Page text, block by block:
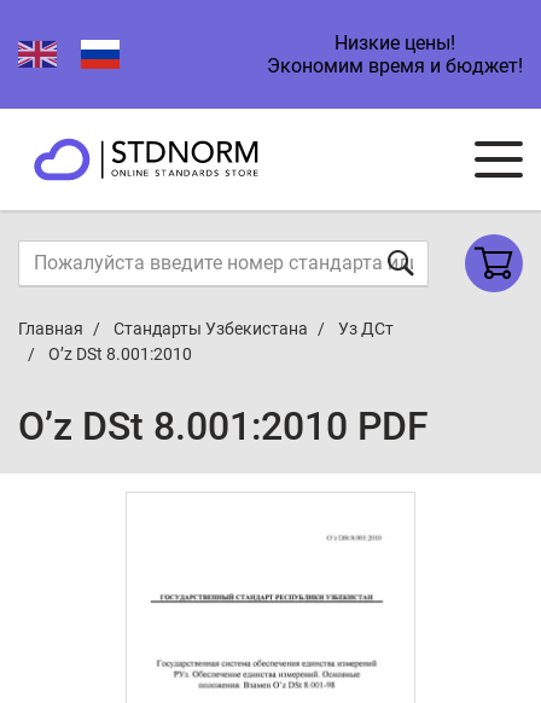
Низкие цены!
Экономим время и бюджет!
Главная Стандарты Узбекистана
Уз ДСт
O’z DSt 8.001:2010
O’z DSt 8.001:2010 PDF